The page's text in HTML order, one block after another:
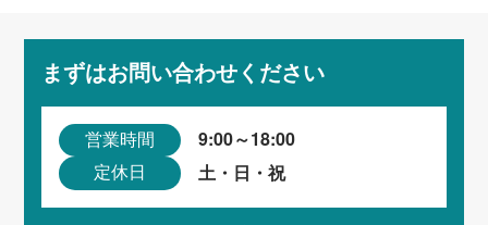
まずはお問い合わせください
営業時間 9:00～18:00
定休日 土・日・祝